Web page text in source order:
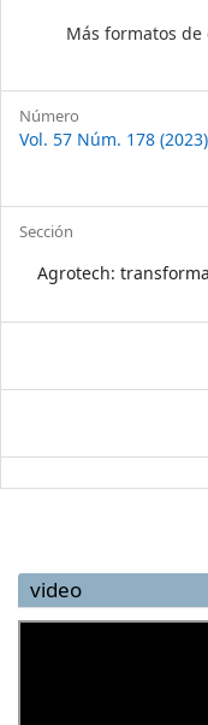
Más formatos de
Número
Vol. 57 Núm. 178
Sección
Agrotech:
video